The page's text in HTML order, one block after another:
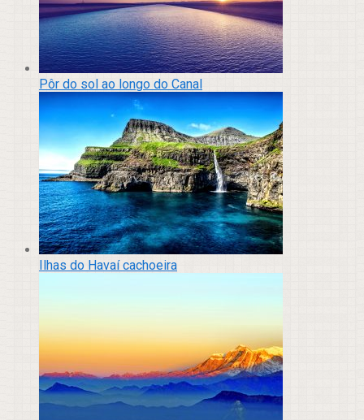
Pôr do sol ao longo do Canal
Ilhas do Havaí cachoeira